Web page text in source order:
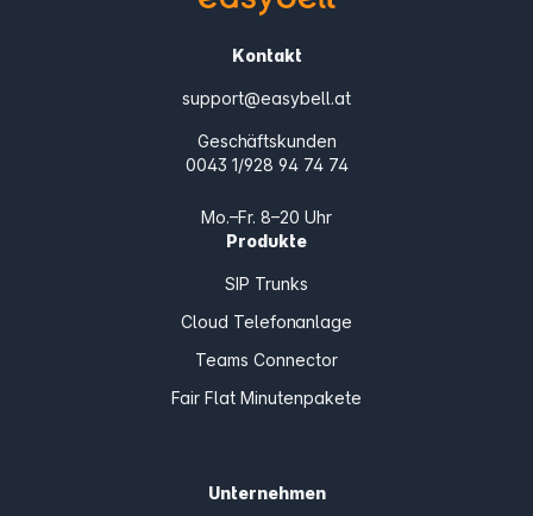
Kontakt
support@easybell.at
Geschäftskunden
0043 1/928 94 74 74
Mo.–Fr. 8–20 Uhr
Produkte
SIP Trunks
Cloud Telefonanlage
Teams Connector
Fair Flat Minutenpakete
Unternehmen